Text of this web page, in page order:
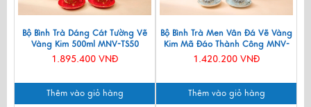
Bộ Bình Trà Dáng Cát Tường Vẽ
Vàng Kim 500ml MNV-TS50
1.895.400 VNĐ
Thêm vào giỏ hàng
Bộ Bình Trà Men Vân Đá Vẽ Vàng
Kim Mã Đáo Thành Công MNV-
BTV11
1.420.200 VNĐ
Thêm vào giỏ hàng